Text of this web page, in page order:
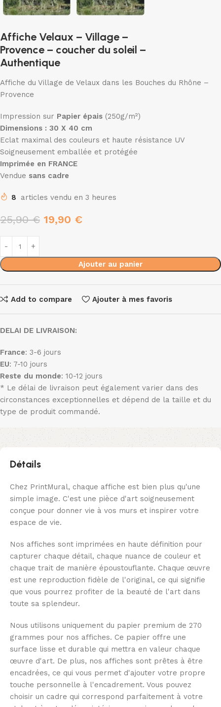
Affiche Velaux – Village –
Provence – coucher du soleil –
Authentique
Affiche du Village de Velaux dans les Bouches du Rhône –
Provence
Impression sur Papier épais (250g/m²)
Dimensions : 30 X 40 cm
Eclat maximal des couleurs et haute résistance UV
Soigneusement emballée et protégée
Imprimée en FRANCE
Vendue sans cadre
8 articles vendu en 3 heures
25,90€ 19,90 €
Ajouter au panier
Add to compare Ajouter à mes favoris
DELAI DE LIVRAISON:
France: 3-6 jours
EU: 7-10 jours
Reste du monde: 10-12 jours
* Le délai de livraison peut également varier dans des
circonstances exceptionnelles et dépend de la taille et du
type de produit commandé.
Détails
Chez PrintMural, chaque affiche est bien plus qu'une
simple image. C'est une pièce d'art soigneusement
conçue pour donner vie à vos murs et inspirer votre
espace de vie.
Nos affiches sont imprimées en haute définition pour
capturer chaque détail, chaque nuance de couleur et
chaque trait de manière époustouflante. Chaque œuvre
est une reproduction fidèle de l'original, ce qui signifie
que vous pourrez profiter de la beauté de l'art dans
toute sa splendeur.
Nous utilisons uniquement du papier premium de 270
grammes pour nos affiches. Ce papier offre une
surface lisse et durable qui mettra en valeur chaque
œuvre d'art. De plus, nos affiches sont prêtes à être
encadrées, ce qui vous permet d'ajouter votre propre
touche personnelle à l'encadrement. Vous pouvez
choisir un cadre qui correspond parfaitement à votre